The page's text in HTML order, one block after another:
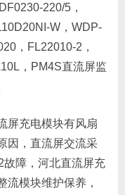
220/5，
W，WDP-
，FL22010-2，
，PM4S直流屏监
屏充电模块有风扇
因，直流屏交流采
障，河北直流屏充
流模块维护保养，